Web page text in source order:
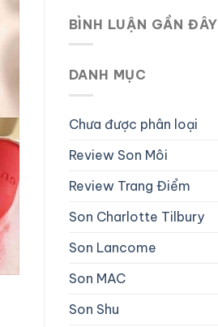
BÌNH LUẬN GẦN ĐÂY
DANH MỤC
Chưa được phân loại
Review Son Môi
Review Trang Điểm
Son Charlotte Tilbury
Son Lancome
Son MAC
Son Shu